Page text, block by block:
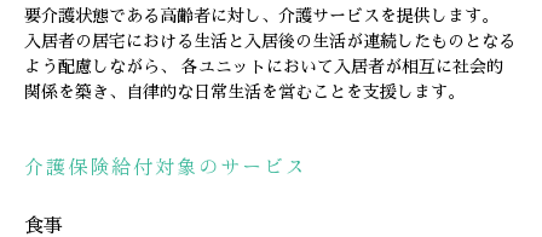
要介護状態である高齢者に対し、介護サービスを提供します。
入居者の居宅における生活と入居後の生活が連続したものとなる
よう配慮しながら、
各ユニットにおいて入居者が相互に社会的
関係を築き、自律的な日常生活を営むことを支援します。
介護保険給付対象のサービス
食事